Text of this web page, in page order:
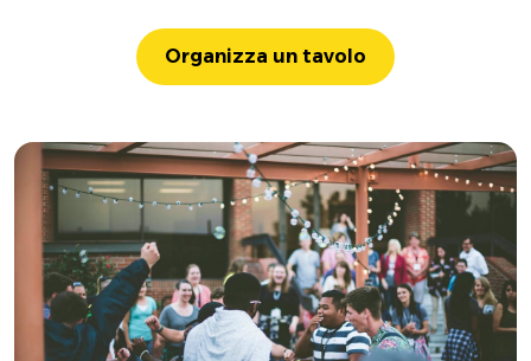
Organizza un tavolo